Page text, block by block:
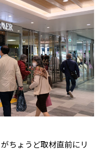
ちょうど取材直前にリ